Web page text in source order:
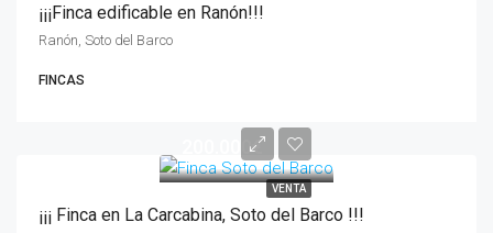
¡¡¡Finca edificable en Ranón!!!
Ranón, Soto del Barco
FINCAS
VENTA
200.000€
¡¡¡ Finca en La Carcabina, Soto del Barco !!!